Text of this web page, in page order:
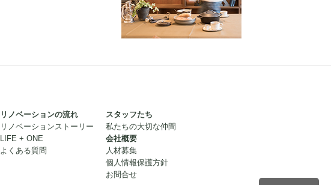
リノベーションの流れ
リノベーションストーリー
LIFE + ONE
よくある質問
スタッフたち
私たちの大切な仲間
会社概要
人材募集
個人情報保護方針
お問合せ